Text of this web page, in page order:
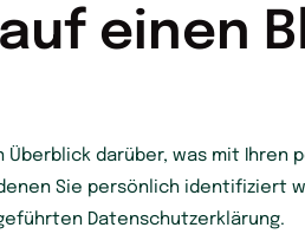
einen
darüber, was mit
Sie persönlich identifiziert
Datenschutzerklärung.